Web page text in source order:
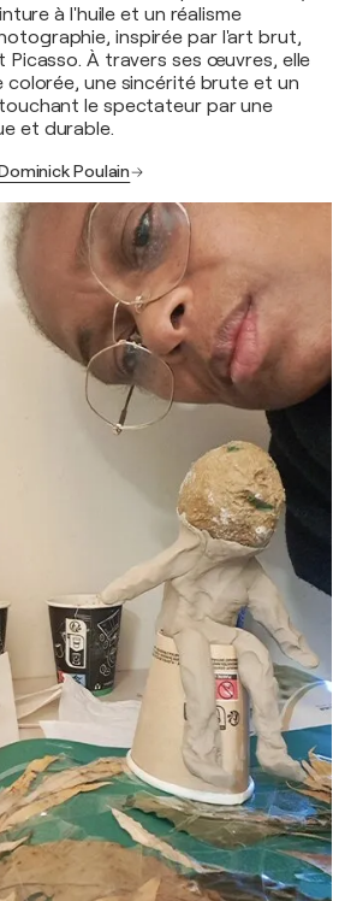
à l'huile et un réalisme
inspirée par l'art brut,
Picasso. À travers ses œuvres, elle
colorée, une sincérité brute et un
le spectateur par une
et durable.
Poulain